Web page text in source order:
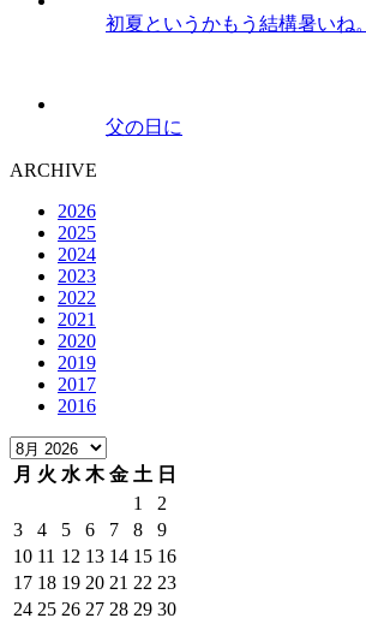
初夏というかもう結構暑いね。
父の日に
ARCHIVE
2026
2025
2024
2023
2022
2021
2020
2019
2017
2016
月 火 水 木 金 土 日
1
2
3
4 5 6 7 8
9
10 11 12 13 14 15 16
17 18 19 20 21 22 23
24 25 26 27 28 29 30